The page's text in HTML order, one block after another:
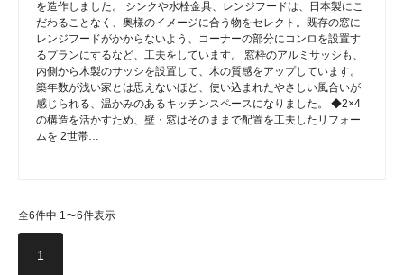
を造作しました。 シンクや水栓金具、レンジフードは、日本製にこ
だわることなく、奥様のイメージに合う物をセレクト。既存の窓に
レンジフードがかからないよう、コーナーの部分にコンロを設置す
るプランにするなど、工夫をしています。 窓枠のアルミサッシも、
内側から木製のサッシを設置して、木の質感をアップしています。
築年数が浅い家とは思えないほど、使い込まれたやさしい風合いが
感じられる、温かみのあるキッチンスペースになりました。 ◆2×4
の構造を活かすため、壁・窓はそのままで配置を工夫したリフォー
ムを 2世帯…
全6件中 1〜6件表示
1